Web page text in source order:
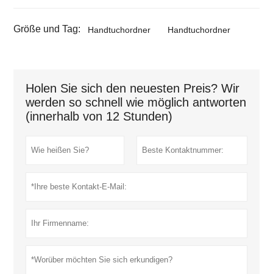
Größe und Tag: Handtuchordner Handtuchordner
Holen Sie sich den neuesten Preis? Wir
werden so schnell wie möglich antworten
(innerhalb von 12 Stunden)